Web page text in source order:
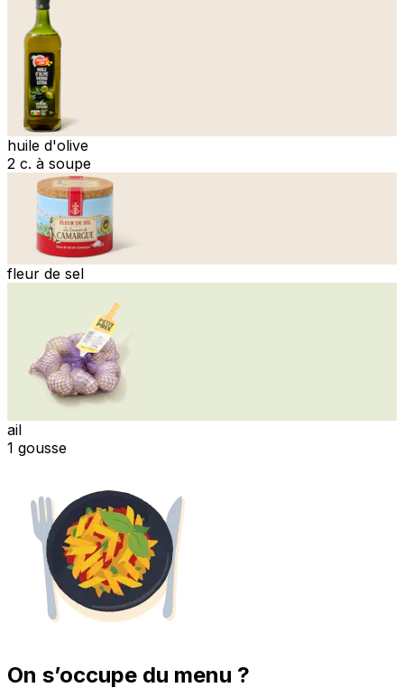
huile d'olive
2 c. à soupe
fleur de sel
ail
1 gousse
On s’occupe du menu ?